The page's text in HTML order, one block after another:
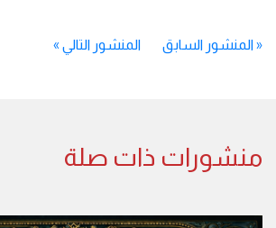
«المنشور السابق المنشور التالي »
منشورات ذات صلة